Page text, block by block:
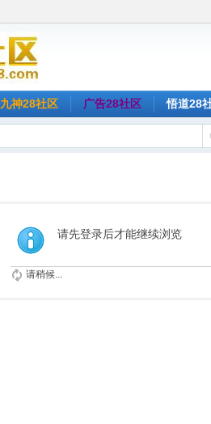
九神28社区 广告28社区 悟道28
请先登录后才能继续浏览
请稍候...